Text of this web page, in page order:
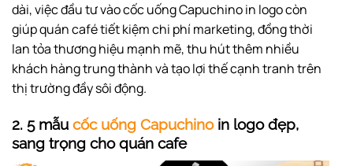
dài, việc đầu tư vào cốc uống Capuchino in logo còn
giúp quán café tiết kiệm chi phí marketing, đồng thời
lan tỏa thương hiệu mạnh mẽ, thu hút thêm nhiều
khách hàng trung thành và tạo lợi thế cạnh tranh trên
thị trường đầy sôi động.
2. 5mẫu cốc uống Capuchinoin logo đẹp,
sang trọng cho quán cafe